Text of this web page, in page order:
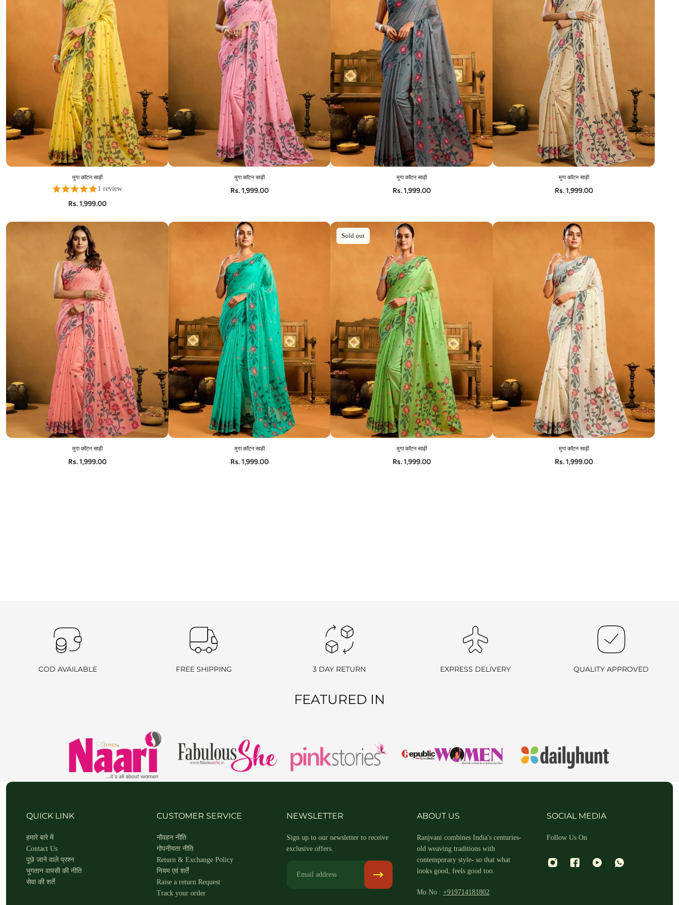
ADD TO CART
मुगा कॉटन साड़ी
1 review
Rs. 1,999.00
ADD TO CART
मुगा कॉटन साड़ी
Rs. 1,999.00
QUICK VIEW
मुगा कॉटन साड़ी
Rs. 1,999.00
ADD TO CART
मुगा कॉटन साड़ी
Rs. 1,999.00
ADD TO CART
मुगा कॉटन साड़ी
Rs. 1,999.00
ADD TO CART
मुगा कॉटन साड़ी
Rs. 1,999.00
QUICK VIEW
Sold out
मुगा कॉटन साड़ी
Rs. 1,999.00
ADD TO CART
मुगा कॉटन साड़ी
Rs. 1,999.00
COD AVAILABLE FREE SHIPPING 3 DAY RETURN EXPRESS DELIVERY QUALITY APPROVED
FEATURED IN
QUICK LINK
हमारे बारे में
Contact Us
पूछे जाने वाले प्रश्न
भुगतान वापसी की नीति
सेवा की शर्तें
CUSTOMER SERVICE
नौवहन नीति
गोपनीयता नीति
Return & Exchange Policy
नियम एवं शर्तें
Raise a return Request
Track your order
NEWSLETTER
Sign up to our newsletter to receive
exclusive offers.
ABOUT US
Ranjvani combines India's centuries-
old weaving traditions with
contemporary style- so that what
looks good, feels good too.
Mo.No : +919714181802
SOCIAL MEDIA
Follow Us On